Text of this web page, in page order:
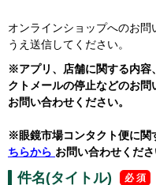
オンラインショップへのお
うえ送信してください。
※アプリ、店舗に関する内容
クトメールの停止などのお問
お問い合わせください。
※眼鏡市場コンタクト便に関
ちらから お問い合わせくださ
件名(タイトル)